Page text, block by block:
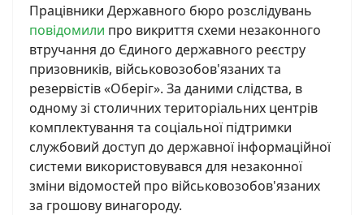
Працівники Державного бюро розслідувань
повідомили про викриття схеми незаконного
втручання до Єдиного державного реєстру
призовників, військовозобов'язаних та
резервістів «Оберіг». За даними слідства, в
одному зі столичних територіальних центрів
комплектування та соціальної підтримки
службовий доступ до державної інформаційної
системи використовувався для незаконної
зміни відомостей про військовозобов'язаних
за грошову винагороду.